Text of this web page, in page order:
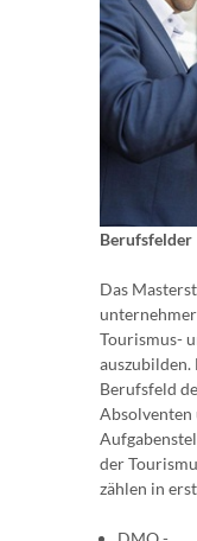
Berufsfelder
Das
Tourismus-
auszubilden.
Berufsfeld
der
zählen in